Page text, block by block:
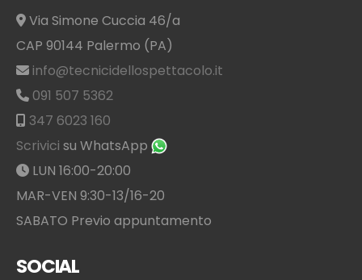
Via Simone Cuccia 46/a
CAP 90144 Palermo (PA)
info@tecnicidellospettacolo.it
091 507 5362
347 6023 160
Scrivici su WhatsApp
LUN 16:00-20:00
MAR-VEN 9:30-13/16-20
SABATO Previo appuntamento
SOCIAL